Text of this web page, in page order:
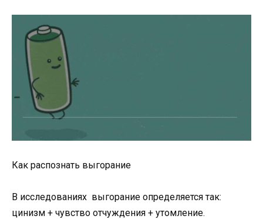
Как распознать выгорание
В исследованиях выгорание определяется так:
цинизм + чувство отчуждения + утомление.